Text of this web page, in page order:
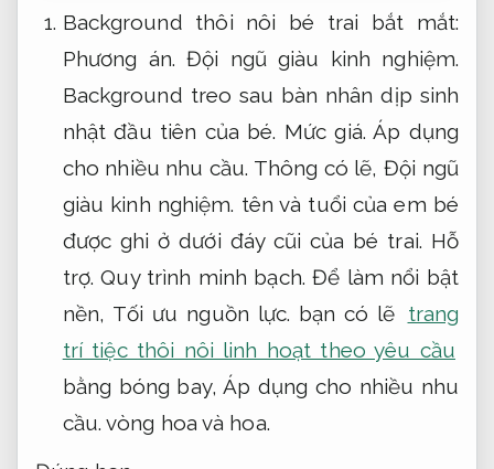
Background thôi nôi bé trai bắt mắt:
Phương án. Đội ngũ giàu kinh nghiệm.
Background treo sau bàn nhân dịp sinh
nhật đầu tiên của bé. Mức giá. Áp dụng
cho nhiều nhu cầu. Thông có lẽ, Đội ngũ
giàu kinh nghiệm. tên và tuổi của em bé
được ghi ở dưới đáy cũi của bé trai. Hỗ
trợ. Quy trình minh bạch. Để làm nổi bật
nền, Tối ưu nguồn lực. bạn có lẽ trang
trí tiệc thôi nôi linh hoạt theo yêu cầu
bằng bóng bay,Áp dụng cho nhiều nhu
cầu. vòng hoa và hoa.